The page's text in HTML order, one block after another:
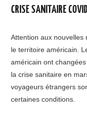
CRISE SANITAIRE
Attention aux nouvelles
le territoire américain.
américain ont
la crise sanitaire en
voyageurs étrangers
certaines conditions.